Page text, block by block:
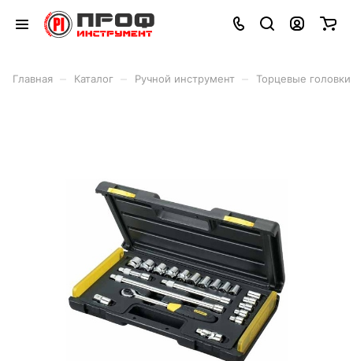
Главная Каталог Ручной инструмент Торцевые